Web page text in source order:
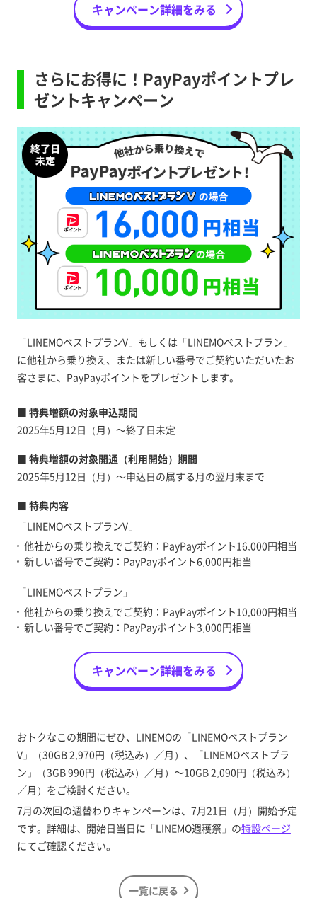
キャンペーン詳細をみる
さらにお得に！PayPayポイントプレ
ゼントキャンペーン
「LINEMOベストプランV」もしくは「LINEMOベストプラン」
に他社から乗り換え、または新しい番号でご契約いただいたお
客さまに、PayPayポイントをプレゼントします。
■ 特典増額の対象申込期間
2025年5月12日（月）～終了日未定
■ 特典増額の対象開通（利用開始）期間
2025年5月12日（月）～申込日の属する月の翌月末まで
■ 特典内容
「LINEMOベストプランV」
他社からの乗り換えでご契約：PayPayポイント16,000円相当
新しい番号でご契約：PayPayポイント6,000円相当
「LINEMOベストプラン」
他社からの乗り換えでご契約：PayPayポイント10,000円相当
新しい番号でご契約：PayPayポイント3,000円相当
キャンペーン詳細をみる
おトクなこの期間にぜひ、LINEMOの「LINEMOベストプラン
V」（30GB 2,970円（税込み）／月）、「LINEMOベストプラ
ン」（3GB 990円（税込み）／月）～10GB 2,090円（税込み）
／月）をご検討ください。
7月の次回の週替わりキャンペーンは、7月21日（月）開始予定
です。詳細は、開始日当日に「LINEMO週穫祭」の特設ページ
にてご確認ください。
一覧に戻る